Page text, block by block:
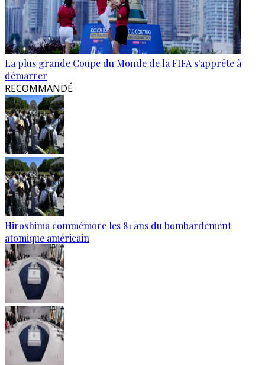
La plus grande Coupe du Monde de la FIFA s'apprête à
démarrer
RECOMMANDÉ
Hiroshima commémore les 81 ans du bombardement
atomique américain